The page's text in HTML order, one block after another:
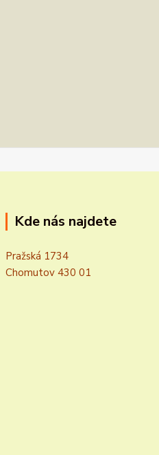
Kde nás najdete
Pražská 1734
Chomutov 430 01